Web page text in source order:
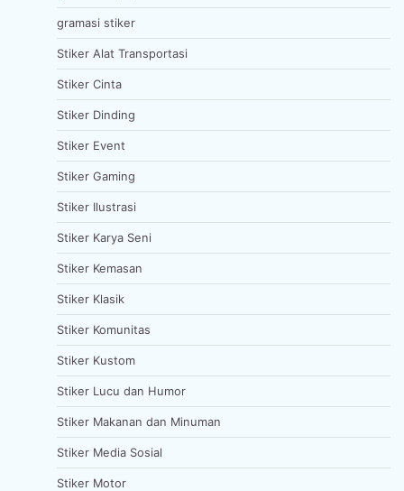
gramasi stiker
Stiker Alat Transportasi
Stiker Cinta
Stiker Dinding
Stiker Event
Stiker Gaming
Stiker Ilustrasi
Stiker Karya Seni
Stiker Kemasan
Stiker Klasik
Stiker Komunitas
Stiker Kustom
Stiker Lucu dan Humor
Stiker Makanan dan Minuman
Stiker Media Sosial
Stiker Motor